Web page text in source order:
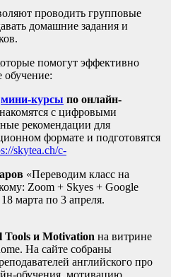
проводить групповые
домашние задания и
помогут эффективно
обучение:
мини-курсы по онлайн-
с цифровыми
рекомендации для
формате и подготовятся
skytea.ch/c-
«Переводим класс на
Zoom + Skyes + Google
марта по 3 апреля.
Tools и Motivation на витрине
На сайте собраны
английского про